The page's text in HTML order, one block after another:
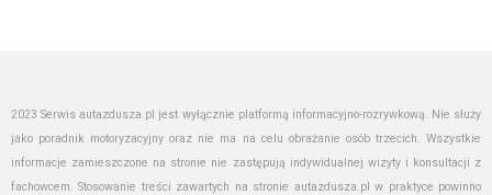
2023 Serwis autazdusza.pl jest wyłącznie platformą informacyjno-rozrywkową. Nie służy
jako poradnik motoryzacyjny oraz nie ma na celu obrażanie osób trzecich. Wszystkie
informacje zamieszczone na stronie nie zastępują indywidualnej wizyty i konsultacji z
fachowcem. Stosowanie treści zawartych na stronie autazdusza.pl w praktyce powinno